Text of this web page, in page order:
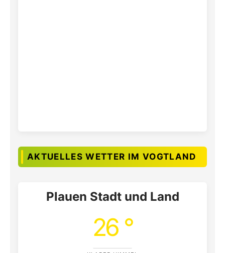
AKTUELLES WETTER IM VOGTLAND
Plauen Stadt und Land
26 °